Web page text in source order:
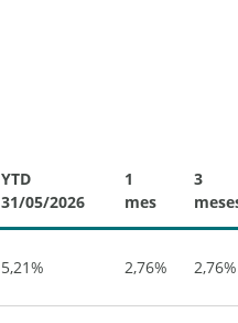
YTD
31/05/2026
1
mes
3
5,21% 2,76% 2,76%